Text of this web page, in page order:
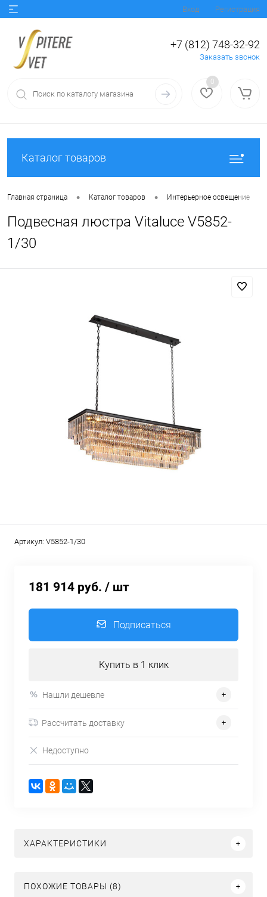
Вход Регистрация
+7 (812) 748-32-92
Заказать звонок
0
Каталог товаров
Главная страница • Каталог товаров • Интерьерное освещение
Подвесная люстра Vitaluce V5852-
1/30
Артикул: V5852-1/30
181 914 руб. / шт
Подписаться
Купить в 1 клик
Нашли дешевле
Рассчитать доставку
Недоступно
ХАРАКТЕРИСТИКИ
ПОХОЖИЕ ТОВАРЫ (8)